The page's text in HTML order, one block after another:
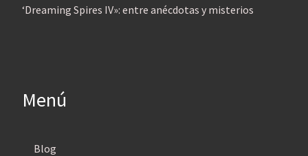
‘Dreaming Spires IV»: entre anécdotas y misterios
Menú
Blog